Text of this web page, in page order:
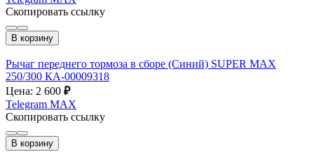
Скопировать ссылку
В корзину
Рычаг переднего тормоза в сборе (Синий) SUPER MAX
250/300 КА-00009318
Цена: 2 600 ₽
Telegram MAX
Скопировать ссылку
В корзину